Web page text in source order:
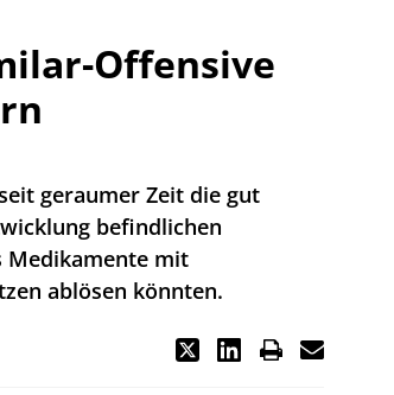
Offensive
geraumer Zeit die gut
befindlichen
Medikamente mit
ablösen könnten.